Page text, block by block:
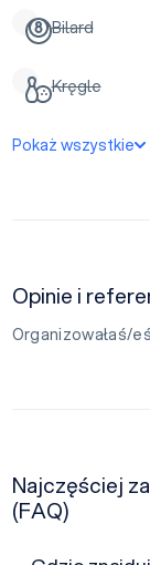
Bilard
Kręgle
Pokaż wszystkie
Opinie i
Organizowałaś/
Najczęściej
(FAQ)